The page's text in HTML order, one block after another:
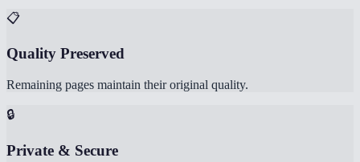
📋
Quality Preserved
Remaining pages maintain their original quality.
🔒
Private & Secure